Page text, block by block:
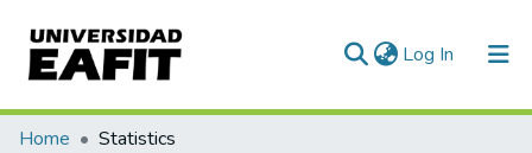
Log In (current)
Communities & Collections
Home Statistics